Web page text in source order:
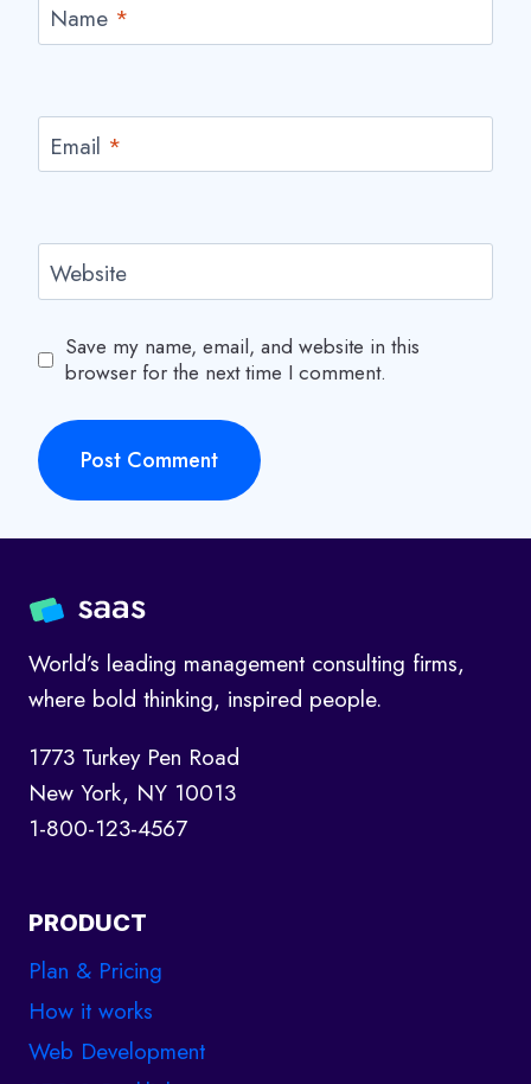
Name *
Email *
Website
Save my name, email, and website in this
browser for the next time I comment.
World’s leading management consulting firms,
where bold thinking, inspired people.
1773 Turkey Pen Road
New York, NY 10013
1-800-123-4567
PRODUCT
Plan & Pricing
How it works
Web Development